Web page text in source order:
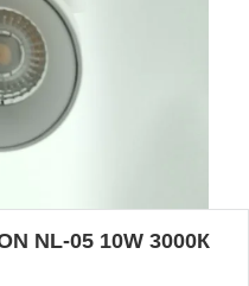
NL-05 10W 3000К